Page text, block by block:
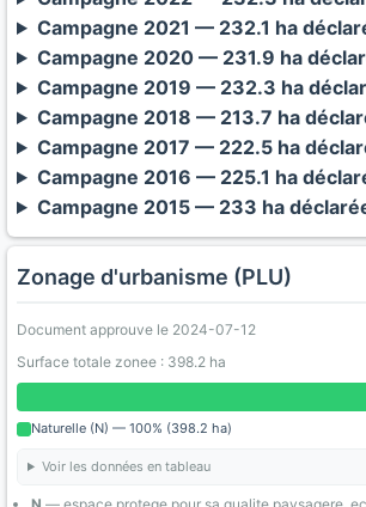
Campagne 2021 — 232.1 ha
Campagne 2020 — 231.9 ha
Campagne 2019 — 232.3 ha
Campagne 2018 — 213.7 ha
Campagne 2017 — 222.5 ha
Campagne 2016 — 225.1 ha
Campagne 2015 — 233 ha
Zonage d'urbanisme (PLU)
Document approuve le 2024-07-12
Surface totale zonee : 398.2 ha
Naturelle (N) — 100% (398.2 ha)
Voir les données en tableau